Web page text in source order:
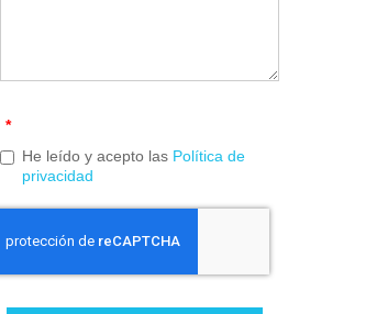
*
He leído y acepto las Política de
privacidad